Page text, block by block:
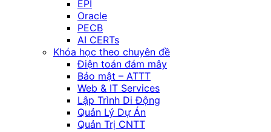
EPI
Oracle
PECB
AI CERTs
Khóa học theo chuyên đề
Điện toán đám mây
Bảo mật – ATTT
Web & IT Services
Lập Trình Di Động
Quản Lý Dự Án
Quản Trị CNTT